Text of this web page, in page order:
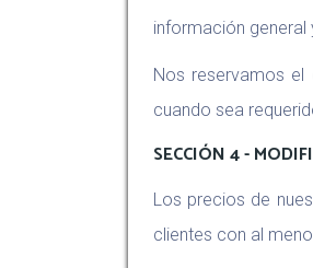
información
Nos reservamos
cuando sea
SECCIÓN 4 -
Los precios de
clientes con al